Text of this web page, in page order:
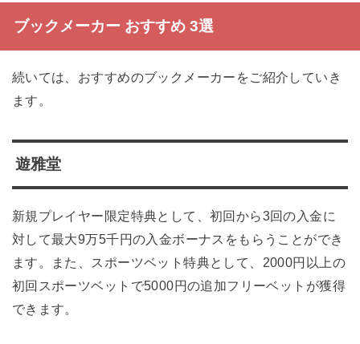
ブックメーカー おすすめ 3選
続いては、おすすめのブックメーカーをご紹介していき
ます。
遊雅堂
新規プレイヤー限定特典として、初回から3回の入金に
対して最大9万5千円の入金ボーナスをもらうことができ
ます。また、スポーツベット特典として、2000円以上の
初回スポーツベットで5000円の追加フリーベットが獲得
できます。